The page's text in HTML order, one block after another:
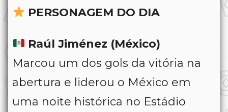
PERSONAGEM DO DIA
Raúl Jiménez (México)
Marcou um dos gols da vitória na
abertura e liderou o México em
uma noite histórica no Estádio